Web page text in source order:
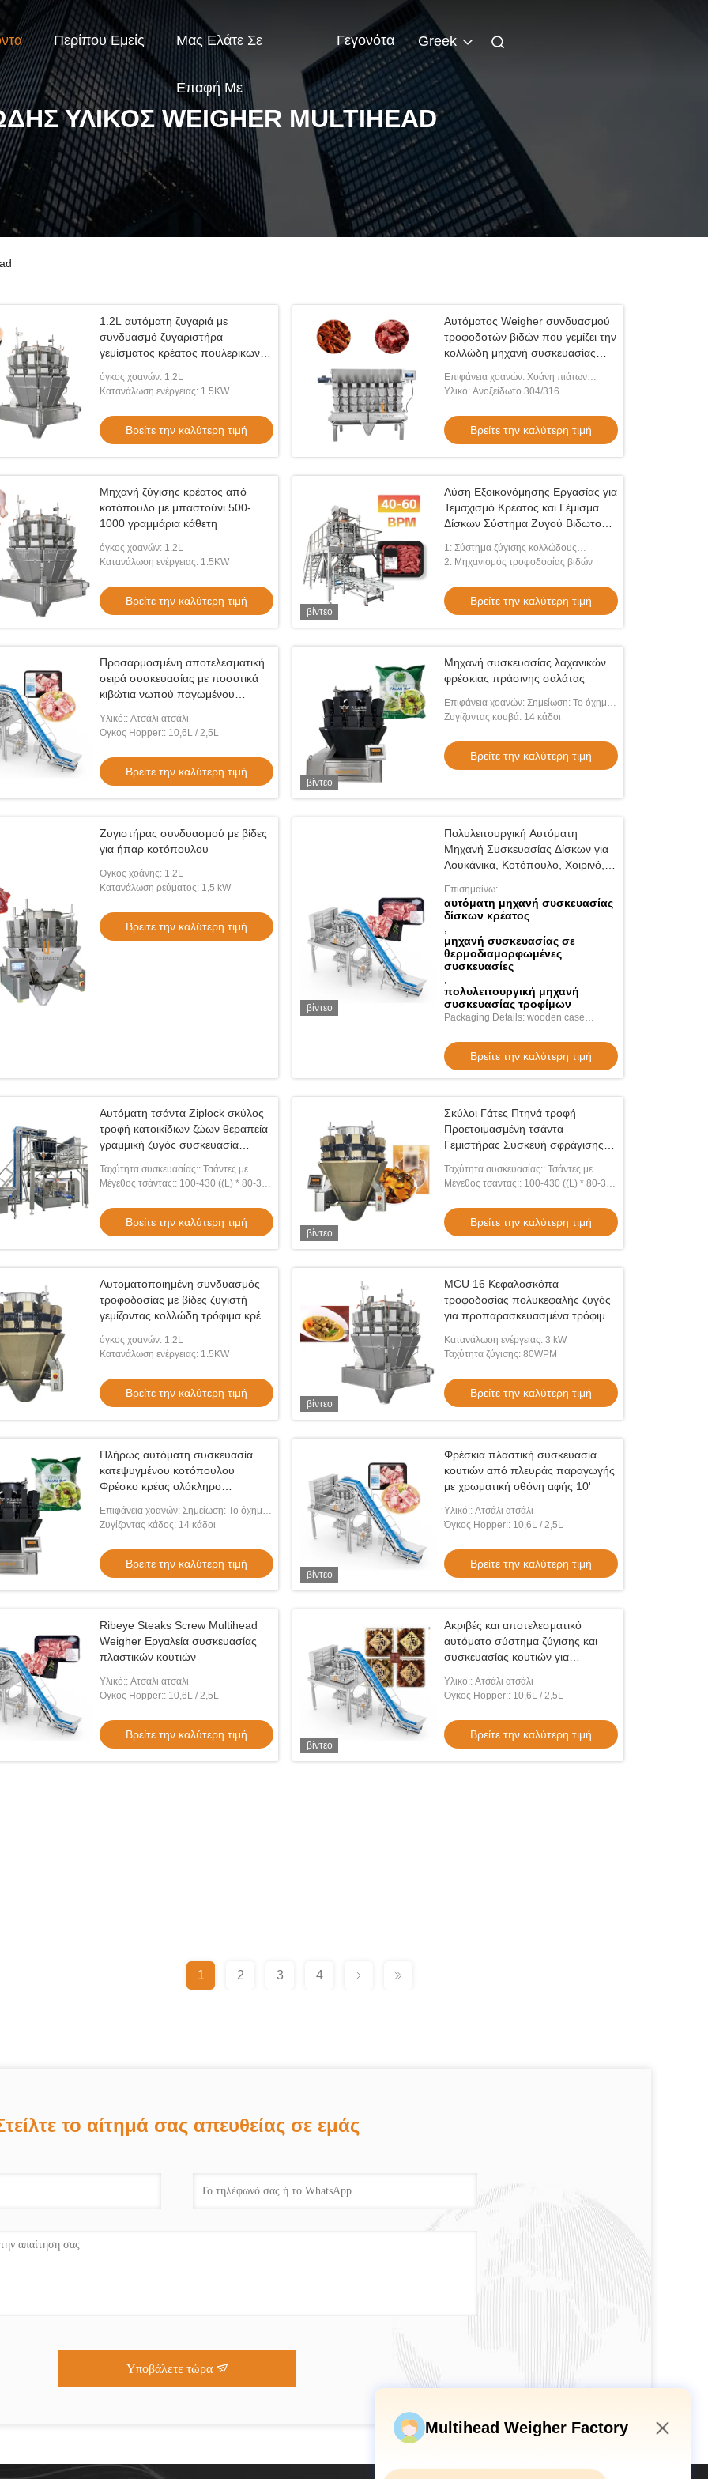
Περίπου Εμείς Μας Ελάτε Σε
Επαφή Με
Γεγονότα Greek
ΥΛΙΚΌΣ WEIGHER MULTIHEAD
καλύτερη τιμή
βίντεο
και προκατασκευασμένη μηχανή θήκης
Βρείτε την καλύτερη τιμή
Πολυκεφαλικό Ζυγιστή Βιδωτής
Τροφοδοσίας για Κολλώδη και Φρέσκα
Πρωτεϊνικά Προϊόντα
Βρείτε την καλύτερη τιμή
1.2L αυτόματη ζυγαριά με
συνδυασμό ζυγαριστήρα
γεμίσματος κρέατος πουλερικών
όγκος χοανών: 1.2L
Κατανάλωση ενέργειας: 1.5KW
Βρείτε την καλύτερη τιμή
Αυτόματος Weigher συνδυασμού
τροφοδοτών βιδών που γεμίζει την
κολλώδη μηχανή συσκευασίας
Επιφάνεια χοανών: Χοάνη πιάτων
λακκακιών
Υλικό: Ανοξείδωτο 304/316
Βρείτε την καλύτερη τιμή
Μηχανή ζύγισης κρέατος από
κοτόπουλο με μπαστούνι 500-
1000 γραμμάρια κάθετη
όγκος χοανών: 1.2L
Κατανάλωση ενέργειας: 1.5KW
Βρείτε την καλύτερη τιμή
βίντεο
Λύση Εξοικονόμησης Εργασίας για
Τεμαχισμό Κρέατος και Γέμισμα
Δίσκων Σύστημα Ζυγού Βιδωτού
Πουλερικά και Βοδινά
1: Σύστημα ζύγισης κολλώδους
τροφίμων
2: Μηχανισμός τροφοδοσίας βιδών
Βρείτε την καλύτερη τιμή
Προσαρμοσμένη αποτελεσματική
σειρά συσκευασίας με ποσοτικά
κιβώτια νωπού παγωμένου
Υλικό:: Ατσάλι ατσάλι
Όγκος Hopper:: 10,6L / 2,5L
Βρείτε την καλύτερη τιμή
βίντεο
Μηχανή συσκευασίας λαχανικών
φρέσκιας πράσινης σαλάτας
Επιφάνεια χοανών: Σημείωση: Το όχημα
πρέπει να είναι εξοπλισμένο με ένα
σύστημ
Ζυγίζοντας κουβά: 14 κάδοι
Βρείτε την καλύτερη τιμή
Ζυγιστήρας συνδυασμού με βίδες
για ήπαρ κοτόπουλου
Όγκος χοάνης: 1.2L
Κατανάλωση ρεύματος: 1,5 kW
Βρείτε την καλύτερη τιμή
βίντεο
Πολυλειτουργική Αυτόματη
Μηχανή Συσκευασίας Δίσκων για
Λουκάνικα, Κοτόπουλο, Χοιρινό,
Τρόφιμα, Κρέας, Συσκευασία σε
Θερμοδιαμορφωμένες
Επισημαίνω:
αυτόματη μηχανή συσκευασίας
δίσκων κρέατος
μηχανή συσκευασίας σε
θερμοδιαμορφωμένες
συσκευασίες
πολυλειτουργική μηχανή
συσκευασίας τροφίμων
Packaging Details: wooden case
Βρείτε την καλύτερη τιμή
Αυτόματη τσάντα Ziplock σκύλος
τροφή κατοικίδιων ζώων θεραπεία
γραμμική ζυγός συσκευασία
Ταχύτητα συσκευασίας:: Τσάντες με
φερμουάρ 5-30 bpm
Μέγεθος τσάντας:: 100-430 ((L) * 80-300
Βρείτε την καλύτερη τιμή
βίντεο
Σκύλοι Γάτες Πτηνά τροφή
Προετοιμασμένη τσάντα
Γεμιστήρας Συσκευή σφράγισης
τσάντα συσκευασία
Ταχύτητα συσκευασίας:: Τσάντες με
φερμουάρ 5-30 bpm
Μέγεθος τσάντας:: 100-430 ((L) * 80-300
Βρείτε την καλύτερη τιμή
Αυτοματοποιημένη συνδυασμός
τροφοδοσίας με βίδες ζυγιστή
γεμίζοντας κολλώδη τρόφιμα κρέας
ζυγιστή
όγκος χοανών: 1.2L
Κατανάλωση ενέργειας: 1.5KW
Βρείτε την καλύτερη τιμή
βίντεο
MCU 16 Κεφαλοσκόπα
τροφοδοσίας πολυκεφαλής ζυγός
για προπαρασκευασμένα τρόφιμα
Κατανάλωση ενέργειας: 3 kW
Ταχύτητα ζύγισης: 80WPM
Βρείτε την καλύτερη τιμή
Πλήρως αυτόματη συσκευασία
κατεψυγμένου κοτόπουλου
Φρέσκο κρέας ολόκληρο
Αλουμινίου συσκευασία
συσκευασία σφραγίσματος
Επιφάνεια χοανών: Σημείωση: Το όχημα
πρέπει να είναι εξοπλισμένο με ένα
σύστημ
Ζυγίζοντας κάδος: 14 κάδοι
Βρείτε την καλύτερη τιμή
βίντεο
Φρέσκια πλαστική συσκευασία
κουτιών από πλευράς παραγωγής
με χρωματική οθόνη αφής 10'
Υλικό:: Ατσάλι ατσάλι
Όγκος Hopper:: 10,6L / 2,5L
Βρείτε την καλύτερη τιμή
Ribeye Steaks Screw Multihead
Weigher Εργαλεία συσκευασίας
πλαστικών κουτιών
Υλικό:: Ατσάλι ατσάλι
Όγκος Hopper:: 10,6L / 2,5L
Βρείτε την καλύτερη τιμή
βίντεο
Ακριβές και αποτελεσματικό
αυτόματο σύστημα ζύγισης και
συσκευασίας κουτιών για
Υλικό:: Ατσάλι ατσάλι
Όγκος Hopper:: 10,6L / 2,5L
Βρείτε την καλύτερη τιμή
1 2 3 4
το αίτημά σας απευθείας σε εμάς
Υποβάλετε τώρα
Multihead Weigher Factory